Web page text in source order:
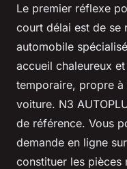
Le premier réflexe
court délai est de se
automobile
accueil chaleureux et
temporaire, propre
voiture. N3
de référence. Vous
demande en ligne
constituer les pièces